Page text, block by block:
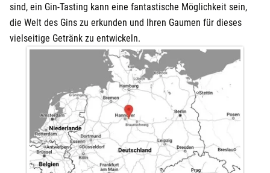
sind, ein Gin-Tasting kann eine fantastische Möglichkeit sein,
die Welt des Gins zu erkunden und Ihren Gaumen für dieses
vielseitige Getränk zu entwickeln.